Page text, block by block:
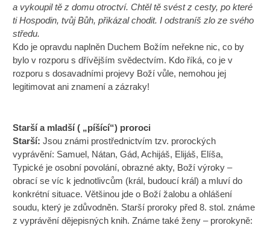
a vykoupil tě z domu otroctví. Chtěl tě svést z cesty, po které
ti Hospodin, tvůj Bůh, přikázal chodit. I odstraníš zlo ze svého
středu.
Kdo je opravdu naplněn Duchem Božím neřekne nic, co by
bylo v rozporu s dřívějším svědectvím. Kdo říká, co je v
rozporu s dosavadními projevy Boží vůle, nemohou jej
legitimovat ani znamení a zázraky!
Starší a mladší ( „píšící“) proroci
Starší: Jsou známi prostřednictvím tzv. prorockých
vyprávění: Samuel, Nátan, Gád, Achijáš, Elijáš, Elíša,
Typické je osobní povolání, obrazné akty, Boží výroky –
obrací se víc k jednotlivcům (král, budoucí král) a mluví do
konkrétní situace. Většinou jde o Boží žalobu a ohlášení
soudu, který je zdůvodněn. Starší proroky před 8. stol. známe
z vyprávění dějepisných knih. Známe také ženy – prorokyně: